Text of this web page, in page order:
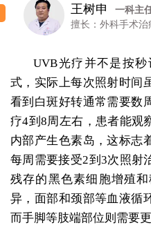
王树申
一科主任
擅长：外科手术治疗
UVB光疗并不是按
式，实际上每次照射时间
看到白斑好转通常需要数
疗4到8周左右，患者能观
内部产生色素岛，这标志
每周需要接受2到3次照射
残存的黑色素细胞增殖
异，面部和颈部等血液循
而手脚等肢端部位则需要更